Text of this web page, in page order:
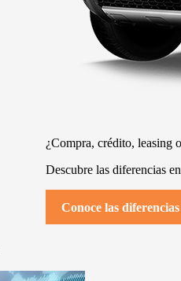
¿Compra, crédito, leasing
Descubre las diferencias
Conoce las diferencias